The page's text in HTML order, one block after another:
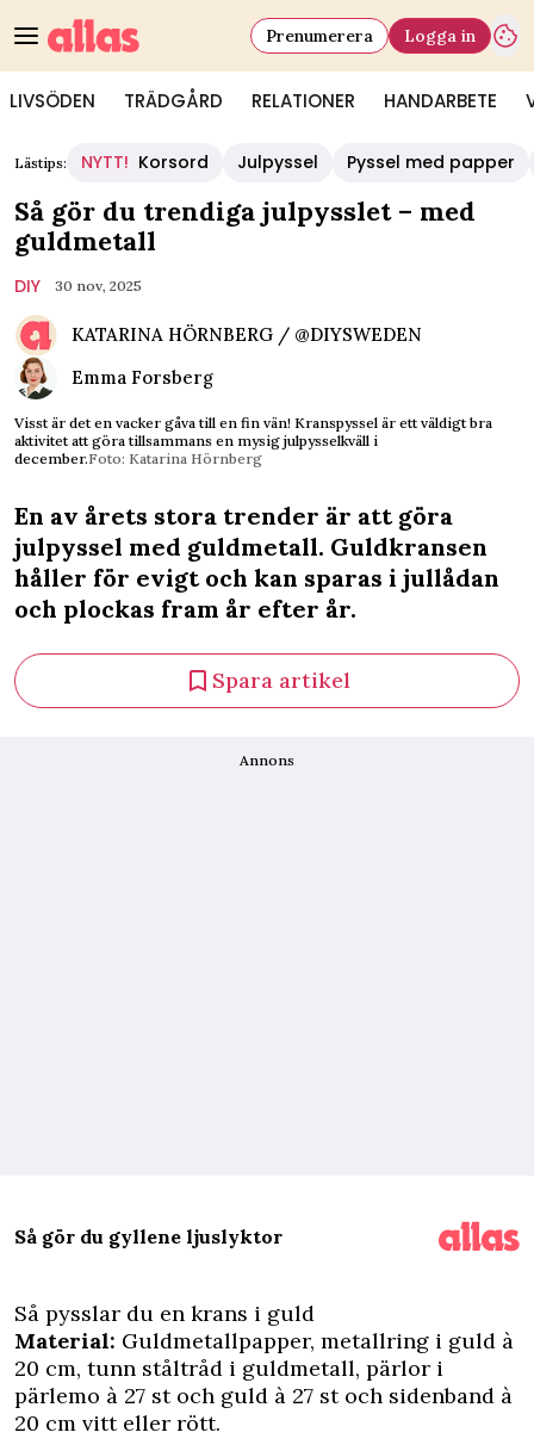
LIVSÖDEN TRÄDGÅRD RELATIONER HANDARBETE
Prenumerera Logga in
Lästips: NYTT! Korsord Julpyssel Pyssel med papper
Så gör du trendiga julpysslet – med
guldmetall
DIY 30 nov, 2025
KATARINA HÖRNBERG / @DIYSWEDEN
Emma Forsberg
Visst är det en vacker gåva till en fin vän! Kranspyssel är ett väldigt bra
aktivitet att göra tillsammans en mysig julpysselkväll i
december.Foto: Katarina Hörnberg
En av årets stora trender är att göra
julpyssel med guldmetall. Guldkransen
håller för evigt och kan sparas i jullådan
och plockas fram år efter år.
Spara artikel
Annons
Så gör du gyllene ljuslyktor
Så pysslar du en krans i guld
Material: Guldmetallpapper, metallring i guld à
20 cm, tunn ståltråd i guldmetall, pärlor i
pärlemo à 27 st och guld à 27 st och sidenband à
20 cm vitt eller rött.